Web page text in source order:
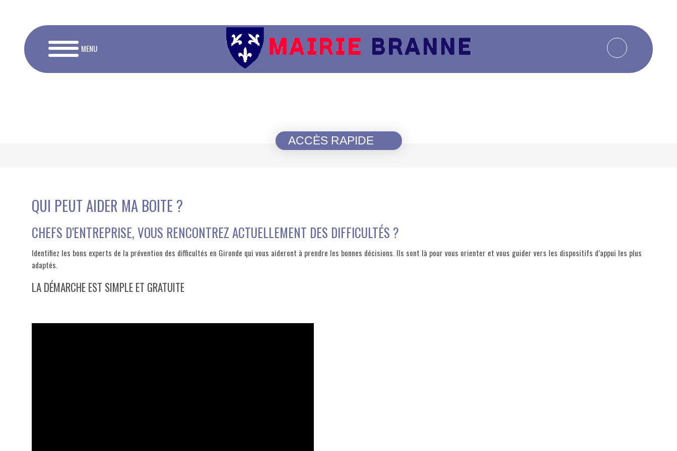
MENU
ACCÈS RAPIDE
QUI PEUT AIDER MA BOITE ?
CHEFS D'ENTREPRISE, VOUS RENCONTREZ ACTUELLEMENT DES DIFFICULTÉS ?
Identifiez les bons experts de la prévention des difficultés en Gironde qui vous aideront à prendre les bonnes décisions. Ils sont là pour vous orienter et vous guider vers les dispositifs d’appui les plus
adaptés.
LA DÉMARCHE EST SIMPLE ET GRATUITE